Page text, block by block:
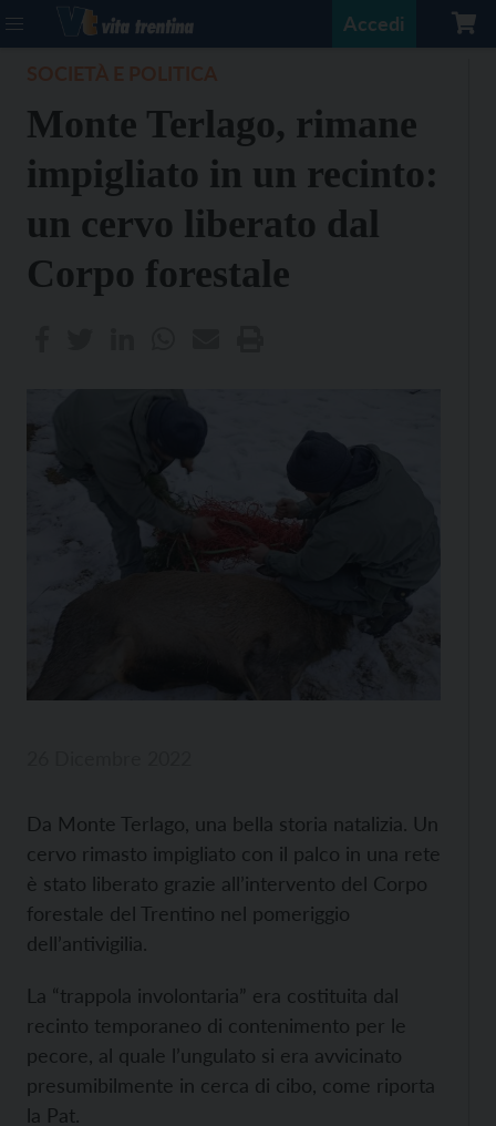
Accedi
Monte Terlago, rimane
impigliato in un recinto:
un cervo liberato dal
Corpo forestale
Da Monte Terlago, una bella storia natalizia. Un
cervo rimasto impigliato con il palco in una rete
è stato liberato grazie all’intervento del Corpo
forestale del Trentino nel pomeriggio
dell’antivigilia.
La “trappola involontaria” era costituita dal
recinto temporaneo di contenimento per le
pecore, al quale l’ungulato si era avvicinato
presumibilmente in cerca di cibo, come riporta
la Pat.